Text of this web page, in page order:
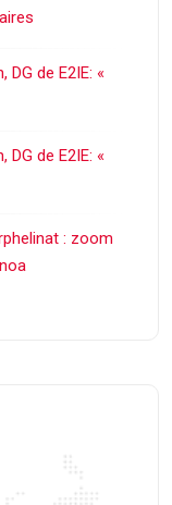
DG de E2IE: «
DG de E2IE: «
: zoom